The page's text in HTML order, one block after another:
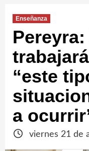
Enseñanza
Pereyra:
“este
a
viernes 21 de